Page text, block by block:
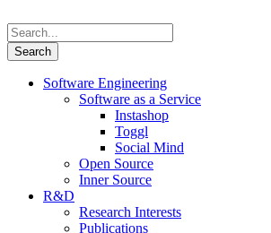
Software Engineering
Software as a Service
Instashop
Toggl
Social Mind
Open Source
Inner Source
R&D
Research Interests
Publications